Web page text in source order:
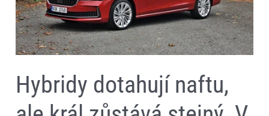
Hybridy dotahují naftu,
reálném
testu
má
ze
všech
aut
dojezd
Škoda
Superb